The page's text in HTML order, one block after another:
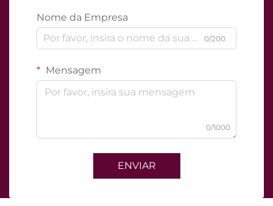
Nome da Empresa
0/200
Mensagem
0/1000
ENVIAR